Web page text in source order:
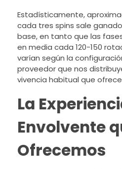
Estadísticamente,
cada tres spins sale
base, en tanto que las
en media cada 120-150
varían según la
proveedor que nos
vivencia habitual que
La
Envolvente
Ofrecemos